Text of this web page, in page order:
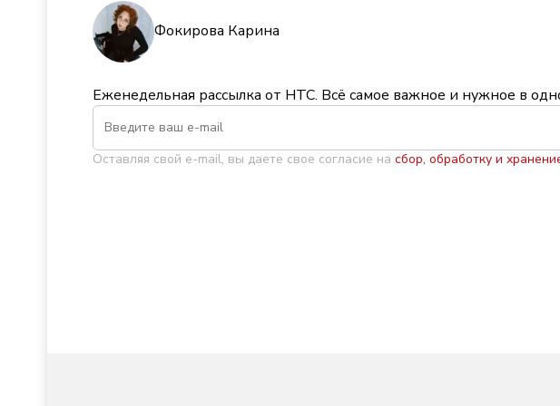
Фокирова Карина
Еженедельная рассылка от НТС. Всё самое важное и нужное в
Оставляя свой e-mail, вы даете свое согласие на сбор, обработку и